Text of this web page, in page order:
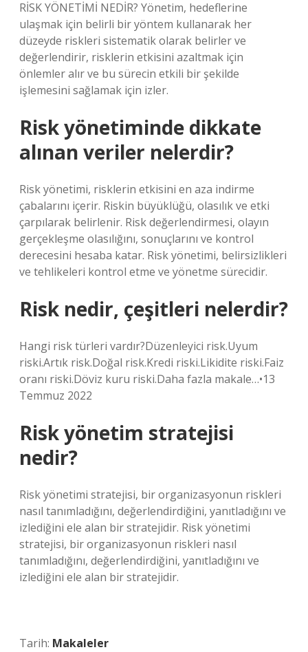
RİSK YÖNETİMİ NEDİR? Yönetim, hedeflerine
ulaşmak için belirli bir yöntem kullanarak her
düzeyde riskleri sistematik olarak belirler ve
değerlendirir, risklerin etkisini azaltmak için
önlemler alır ve bu sürecin etkili bir şekilde
işlemesini sağlamak için izler.
Risk yönetiminde dikkate
alınan veriler nelerdir?
Risk yönetimi, risklerin etkisini en aza indirme
çabalarını içerir. Riskin büyüklüğü, olasılık ve etki
çarpılarak belirlenir. Risk değerlendirmesi, olayın
gerçekleşme olasılığını, sonuçlarını ve kontrol
derecesini hesaba katar. Risk yönetimi, belirsizlikleri
ve tehlikeleri kontrol etme ve yönetme sürecidir.
Risk nedir, çeşitleri nelerdir?
Hangi risk türleri vardır?Düzenleyici risk.Uyum
riski.Artık risk.Doğal risk.Kredi riski.Likidite riski.Faiz
oranı riski.Döviz kuru riski.Daha fazla makale…•13
Temmuz 2022
Risk yönetim stratejisi
nedir?
Risk yönetimi stratejisi, bir organizasyonun riskleri
nasıl tanımladığını, değerlendirdiğini, yanıtladığını ve
izlediğini ele alan bir stratejidir. Risk yönetimi
stratejisi, bir organizasyonun riskleri nasıl
tanımladığını, değerlendirdiğini, yanıtladığını ve
izlediğini ele alan bir stratejidir.
Tarih: Makaleler